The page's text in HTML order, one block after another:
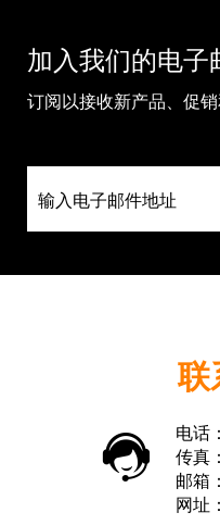
加入我们的电子
订阅以接收新产品、促
联
电话
传真
邮箱：
网址：